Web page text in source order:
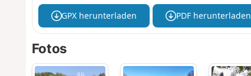
GPX herunterladen PDF herunterladen
Fotos